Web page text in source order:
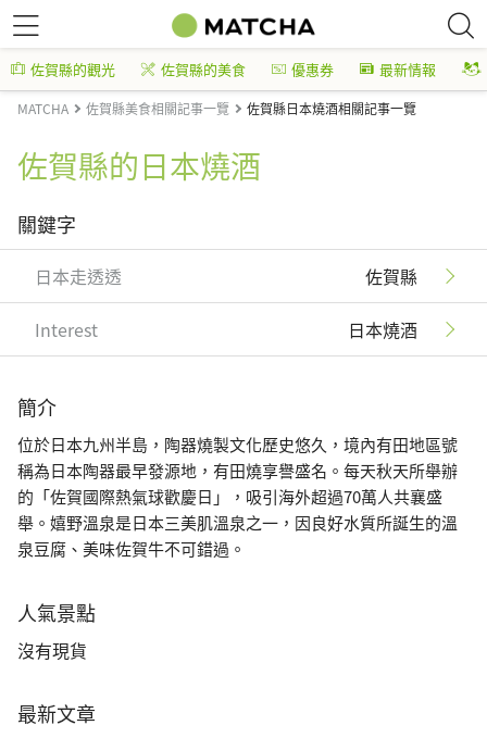
佐賀縣的觀光 佐賀縣的美食 優惠券 最新情報
MATCHA 佐賀縣美食相關記事一覽 佐賀縣日本燒酒相關記事一覽
佐賀縣的日本燒酒
關鍵字
日本走透透 佐賀縣
Interest 日本燒酒
簡介
位於日本九州半島，陶器燒製文化歷史悠久，境內有田地區號
稱為日本陶器最早發源地，有田燒享譽盛名。每天秋天所舉辦
的「佐賀國際熱氣球歡慶日」，吸引海外超過70萬人共襄盛
舉。嬉野溫泉是日本三美肌溫泉之一，因良好水質所誕生的溫
泉豆腐、美味佐賀牛不可錯過。
人氣景點
沒有現貨
最新文章